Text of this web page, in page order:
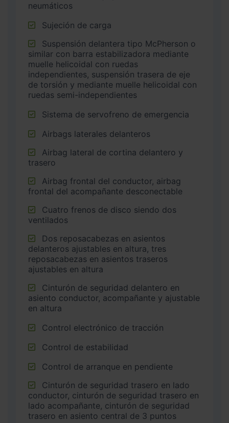
neumáticos
Sujeción de carga
similar con barra estabilizadora mediante
muelle helicoidal con ruedas
independientes, suspensión trasera de eje
de torsión y mediante muelle helicoidal con
ruedas semi-independientes
Sistema de servofreno de emergencia
Airbags laterales delanteros
trasero
frontal del acompañante desconectable
ventilados
delanteros ajustables en altura, tres
reposacabezas en asientos traseros
ajustables en altura
asiento conductor, acompañante y ajustable
en altura
Control electrónico de tracción
Control de estabilidad
Control de arranque en pendiente
conductor, cinturón de seguridad trasero en
lado acompañante, cinturón de seguridad
trasero en asiento central de 3 puntos